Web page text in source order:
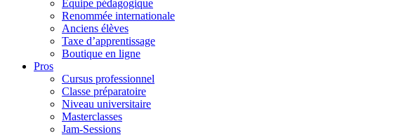
Équipe pédagogique
Renommée internationale
Anciens élèves
Taxe d’apprentissage
Boutique en ligne
Pros
Cursus professionnel
Classe préparatoire
Niveau universitaire
Masterclasses
Jam-Sessions